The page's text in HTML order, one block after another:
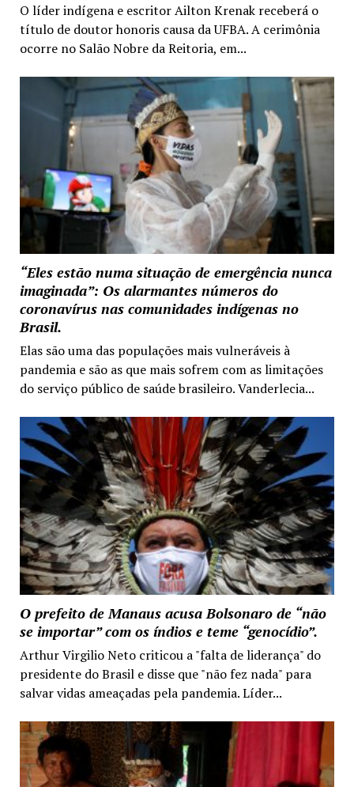
O líder indígena e escritor Ailton Krenak receberá o
título de doutor honoris causa da UFBA. A cerimônia
ocorre no Salão Nobre da Reitoria, em...
“Eles estão numa situação de emergência nunca
imaginada”: Os alarmantes números do
coronavírus nas comunidades indígenas no
Brasil.
Elas são uma das populações mais vulneráveis à
pandemia e são as que mais sofrem com as limitações
do serviço público de saúde brasileiro. Vanderlecia...
O prefeito de Manaus acusa Bolsonaro de “não
se importar” com os índios e teme “genocídio”.
Arthur Virgilio Neto criticou a "falta de liderança" do
presidente do Brasil e disse que "não fez nada" para
salvar vidas ameaçadas pela pandemia. Líder...